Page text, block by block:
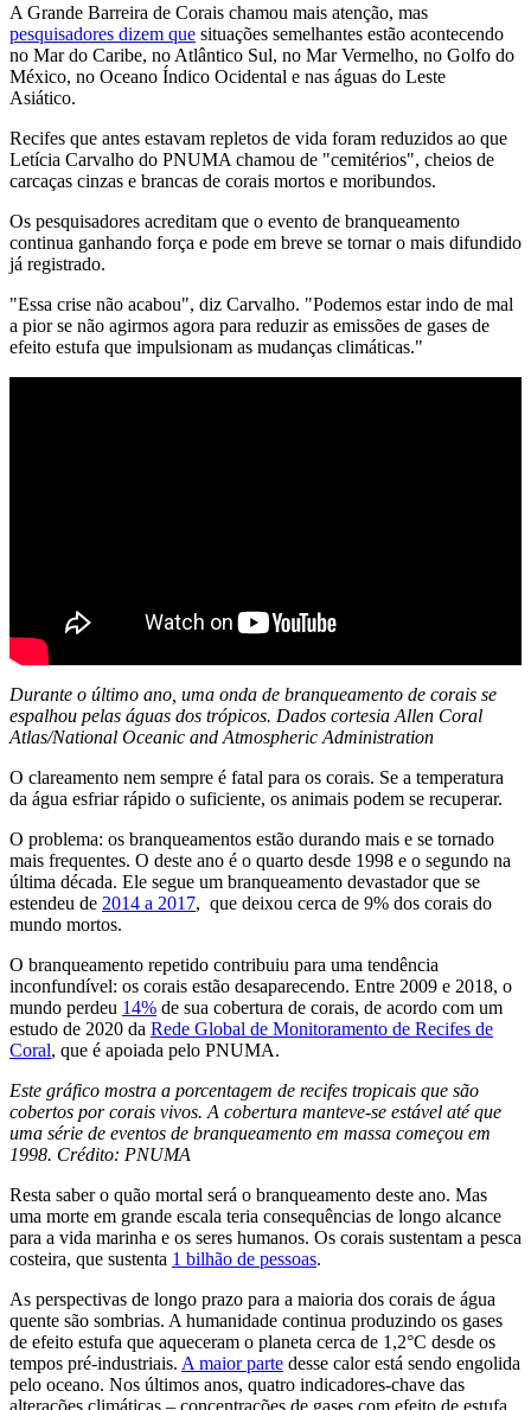
A Grande Barreira de Corais chamou mais atenção, mas
pesquisadores dizem que situações semelhantes estão acontecendo
no Mar do Caribe, no Atlântico Sul, no Mar Vermelho, no Golfo do
México, no Oceano Índico Ocidental e nas águas do Leste
Asiático.
Recifes que antes estavam repletos de vida foram reduzidos ao que
Letícia Carvalho do PNUMA chamou de "cemitérios", cheios de
carcaças cinzas e brancas de corais mortos e moribundos.
Os pesquisadores acreditam que o evento de branqueamento
continua ganhando força e pode em breve se tornar o mais difundido
já registrado.
"Essa crise não acabou", diz Carvalho. "Podemos estar indo de mal
a pior se não agirmos agora para reduzir as emissões de gases de
efeito estufa que impulsionam as mudanças climáticas."
Durante o último ano, uma onda de branqueamento de corais se
espalhou pelas águas dos trópicos. Dados cortesia Allen Coral
Atlas/National Oceanic and Atmospheric Administration
O clareamento nem sempre é fatal para os corais. Se a temperatura
da água esfriar rápido o suficiente, os animais podem se recuperar.
O problema: os branqueamentos estão durando mais e se tornado
mais frequentes. O deste ano é o quarto desde 1998 e o segundo na
última década. Ele segue um branqueamento devastador que se
estendeu de 2014 a 2017, que deixou cerca de 9% dos corais do
mundo mortos.
O branqueamento repetido contribuiu para uma tendência
inconfundível: os corais estão desaparecendo. Entre 2009 e 2018, o
mundo perdeu 14% de sua cobertura de corais, de acordo com um
estudo de 2020 da Rede Global de Monitoramento de Recifes de
Coral, que é apoiada pelo PNUMA.
Este gráfico mostra a porcentagem de recifes tropicais que são
cobertos por corais vivos. A cobertura manteve-se estável até que
uma série de eventos de branqueamento em massa começou em
1998. Crédito: PNUMA
Resta saber o quão mortal será o branqueamento deste ano. Mas
uma morte em grande escala teria consequências de longo alcance
para a vida marinha e os seres humanos. Os corais sustentam a pesca
costeira, que sustenta 1 bilhão de pessoas.
As perspectivas de longo prazo para a maioria dos corais de água
quente são sombrias. A humanidade continua produzindo os gases
de efeito estufa que aqueceram o planeta cerca de 1,2°C desde os
tempos pré-industriais. A maior parte desse calor está sendo engolida
pelo oceano. Nos últimos anos, quatro indicadores-chave das
alterações climáticas – concentrações de gases com efeito de estufa,